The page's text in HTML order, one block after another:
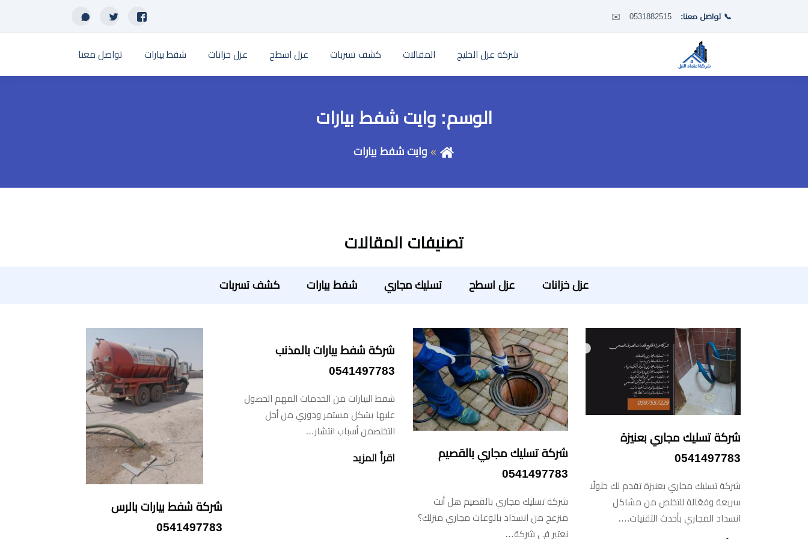
📞 تواصل معنا: 0531882515
✉️
شركة عزل الخليج المقالات كشف تسربات عزل اسطح عزل خزانات شفط بيارات تواصل معنا
الوسم:وايت شفط بيارات
وايت شفط بيارات
تصنيفات المقالات
عزل خزانات عزل اسطح تسليك مجاري شفط بيارات كشف تسربات
شركة تسليك مجاري بعنيزة
0541497783
شركة تسليك مجاري بعنيزة تقدم لك حلولًا
سريعة وفعّالة للتخلص من مشاكل
انسداد المجاري بأحدث التقنيات.…
شركة تسليك مجاري بالقصيم
0541497783
شركة تسليك مجاري بالقصيم هل أنت
منزعج من انسداد بالوعات مجاري منزلك؟
نعتبر في شركة…
شركة شفط بيارات بالمذنب
0541497783
شفط البيارات من الخدمات المهم الحصول
عليها بشكل مستمر ودوري من أجل
التخلصمن أسباب انتشار…
اقرأ المزيد
شركة شفط بيارات بالرس
0541497783